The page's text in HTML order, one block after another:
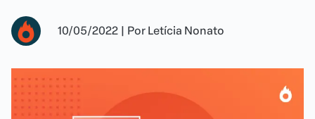
10/05/2022 | Por Letícia Nonato